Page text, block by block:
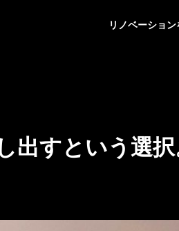
リノベーショ
出すという選択